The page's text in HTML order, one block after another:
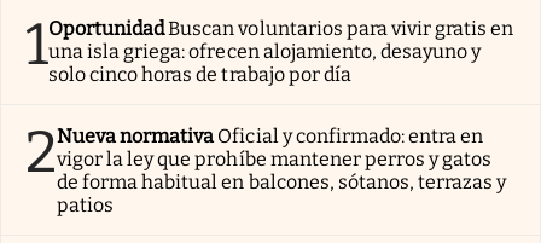
1OportunidadBuscan voluntarios para vivir gratis en
una isla griega: ofrecen alojamiento, desayuno y
solo cinco horas de trabajo por día
2Nueva normativa Oficial y confirmado: entra en
vigor la ley que prohíbe mantener perros y gatos
de forma habitual en balcones, sótanos, terrazas y
patios